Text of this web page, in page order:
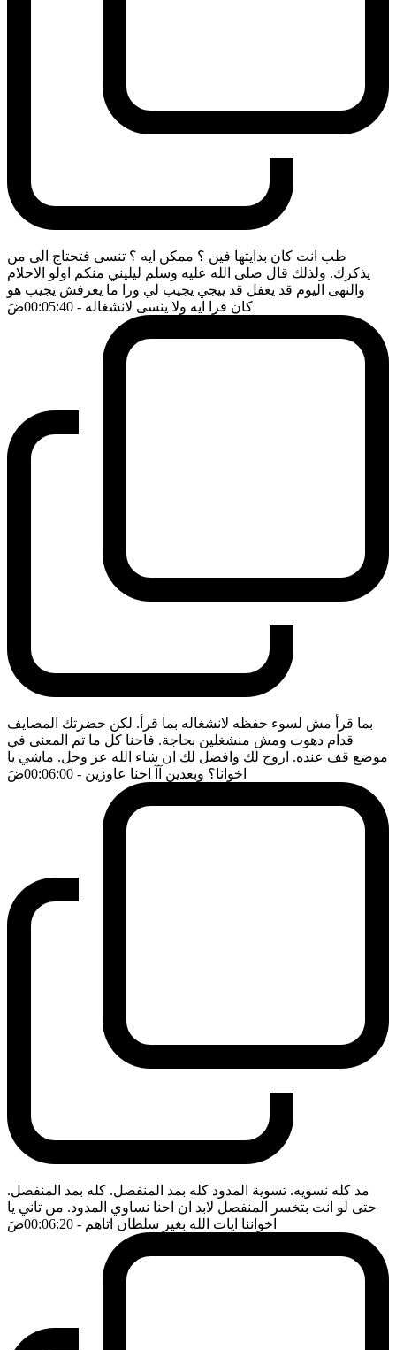
طب انت كان بدايتها فين ؟ ممكن ايه ؟ تنسى فتحتاج الى من
يذكرك. ولذلك قال صلى الله عليه وسلم ليليني منكم اولو الاحلام
والنهى اليوم قد يغفل قد ييجي يجيب لي ورا ما يعرفش يجيب هو
كان قرا ايه ولا ينسى لانشغاله - 00:05:40 ضَ
بما قرأ مش لسوء حفظه لانشغاله بما قرأ. لكن حضرتك المصايف
قدام دهوت ومش منشغلين بحاجة. فاحنا كل ما تم المعنى في
موضع قف عنده. اروح لك وافضل لك ان شاء الله عز وجل. ماشي يا
اخوانا؟ وبعدين آآ احنا عاوزين - 00:06:00 ضَ
مد كله نسويه. تسوية المدود كله بمد المنفصل. كله بمد المنفصل.
حتى لو انت بتخسر المنفصل لابد ان احنا نساوي المدود. من تاني يا
اخواننا ايات الله بغير سلطان اتاهم - 00:06:20 ضَ